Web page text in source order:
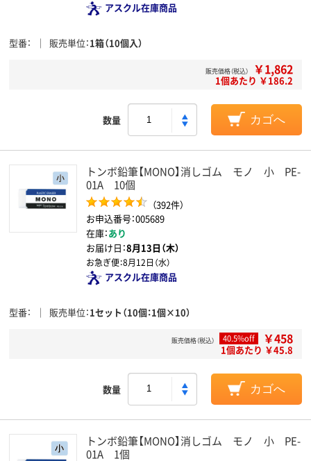
アスクル在庫商品
型番 販売単位 1箱（10個入）
販売価格（税込） ￥1,862
1個あたり ￥186.2
数量 カゴへ
トンボ鉛筆【MONO】消しゴム モノ 小 PE-
01A 10個
（392件）
お申込番号：005689
在庫：あり
お届け日：8月13日（木）
お急ぎ便：8月12日（水）
アスクル在庫商品
型番 販売単位 1セット（10個：1個×10）
販売価格（税込） 40.5%off ￥458
1個あたり ￥45.8
数量 カゴへ
トンボ鉛筆【MONO】消しゴム モノ 小 PE-
01A 1個